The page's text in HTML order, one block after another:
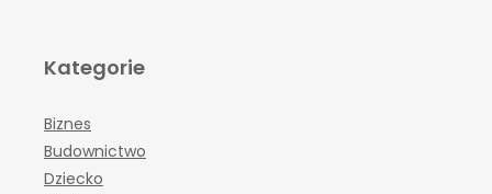
Kategorie
Biznes
Budownictwo
Dziecko